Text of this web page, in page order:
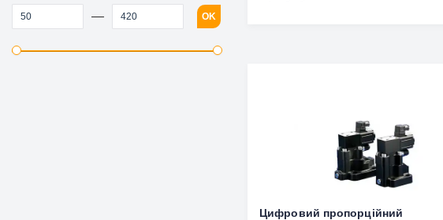
— OK
Цифровий пропорційний